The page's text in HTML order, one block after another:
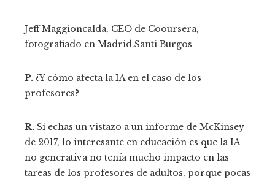
Jeff Maggioncalda, CEO de Cooursera,
fotografiado en Madrid.Santi Burgos
P. ¿Y cómo afecta la IA en el caso de los
profesores?
R. Si echas un vistazo a un informe de McKinsey
de 2017, lo interesante en educación es que la IA
no generativa no tenía mucho impacto en las
tareas de los profesores de adultos, porque pocas